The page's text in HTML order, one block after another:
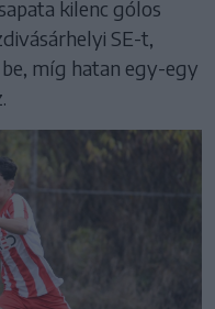
kilenc gólos
SE-t,
míg hatan egy-egy